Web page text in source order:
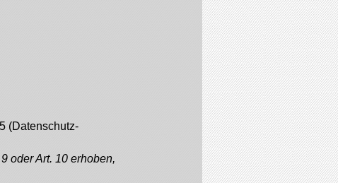
(Datenschutz-
oder Art. 10 erhoben,